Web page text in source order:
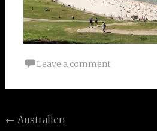
Leave a comment
Post
← Australien